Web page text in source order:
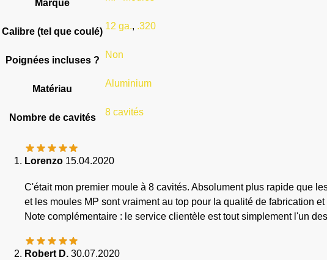
Marque
Calibre (tel que coulé)
12 ga., .320
Poignées incluses ?
Non
Matériau
Aluminium
Nombre de cavités
8 cavités
Lorenzo 15.04.2020
C'était mon premier moule à 8 cavités. Absolument plus rapide que
et les moules MP sont vraiment au top pour la qualité de fabrication
Note complémentaire : le service clientèle est tout simplement l'un
Robert D. 30.07.2020